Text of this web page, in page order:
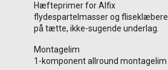
Hæfteprimer for Alfix
flydespartelmasser og fliseklæbere
på tætte, ikke-sugende underlag.
Montagelim
1-komponent allround montagelim